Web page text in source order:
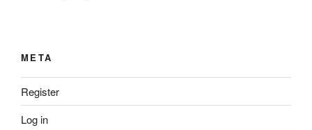
META
Register
Log in